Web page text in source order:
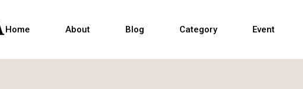
Home About Blog Category Event
Sofa